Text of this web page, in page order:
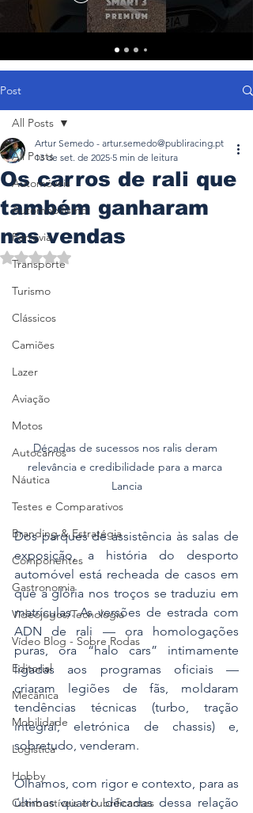
Post
All Posts
Automóveis
Automobilismo
Ferrovia
Transporte
Turismo
Clássicos
Camiões
Lazer
Aviação
Motos
Autocarros
Náutica
Testes e Comparativos
Branding & Estratégia
Componentes
Gastronomia
Videojogos/Tecnologia
Vídeo Blog - Sobre Rodas
Editorial
Mecânica
Mobilidade
Logística
Hobby
Combustíveis e Lubrificantes
All Posts
Os carros de rali que
também ganharam
nas vendas
Artur Semedo - artur.semedo@publiracing.pt
13 de set. de 2025 5 min de leitura
Avaliado com NaN de 5 estrelas.
Décadas de sucessos nos ralis deram
relevância e credibilidade para a marca
Lancia
Dos parques de assistência às salas de
exposição, a história do desporto
automóvel está recheada de casos em
que a glória nos troços se traduziu em
matrículas. As versões de estrada com
ADN de rali — ora homologações
puras, ora “halo cars” intimamente
ligadas aos programas oficiais —
criaram legiões de fãs, moldaram
tendências técnicas (turbo, tração
integral, eletrónica de chassis) e,
sobretudo, venderam.
Olhamos, com rigor e contexto, para as
últimas quatro décadas dessa relação